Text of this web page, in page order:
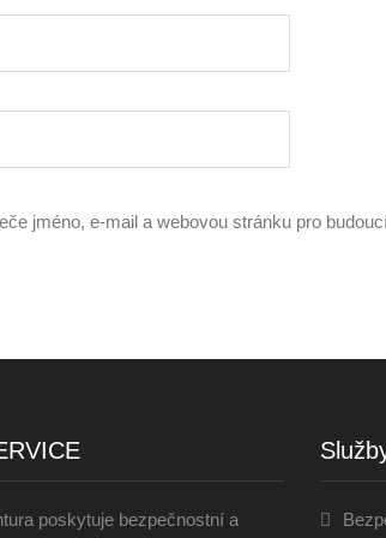
jméno, e-mail a webovou stránku pro
poskytuje bezpečnostní a